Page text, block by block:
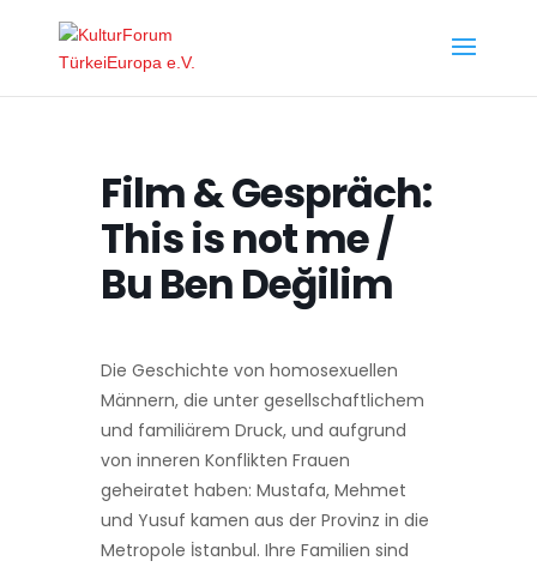
Film & Gespräch:
This is not me /
Bu Ben Değilim
Die Geschichte von homosexuellen
Männern, die unter gesellschaftlichem
und familiärem Druck, und aufgrund
von inneren Konflikten Frauen
geheiratet haben: Mustafa, Mehmet
und Yusuf kamen aus der Provinz in die
Metropole İstanbul. Ihre Familien sind